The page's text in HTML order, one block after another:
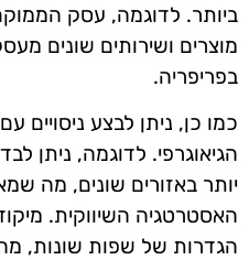
ביותר. לדוגמה, עסק
מוצרים ושירותים שונים
בפריפריה.
כמו כן, ניתן לבצע ניסויים
הגיאוגרפי. לדוגמה, ניתן
יותר באזורים שונים, מה
האסטרטגיה השיווקית.
הגדרות של שפות שונות,